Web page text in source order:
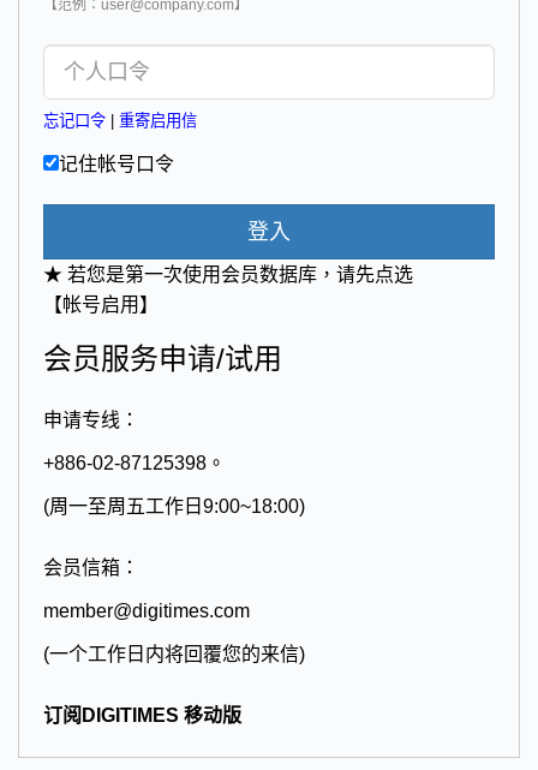
【范例：user@company.com】
忘记口令 重寄启用信
记住帐号口令
登入
★ 若您是第一次使用会员数据库，请先点选
【帐号启用】
会员服务申请/试用
申请专线：
+886-02-87125398。
(周一至周五工作日9:00~18:00)
会员信箱：
member@digitimes.com
(一个工作日内将回覆您的来信)
订阅DIGITIMES 移动版